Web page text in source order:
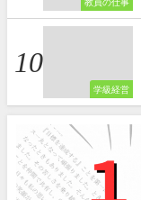
学級経営